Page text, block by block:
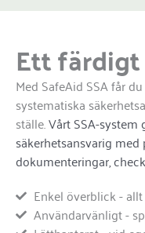
Ett
Med SafeAid SSA får
systematiska
ställe.Vårt SSA-
säkerhetsansvarig
dokumenteringar,
Enkel överblick -
Användarvänligt -